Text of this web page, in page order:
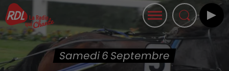
Samedi 6 Septembre